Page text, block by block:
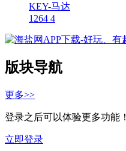
KEY-马达
1264 4
版块导航
更多>>
登录之后可以体验更多功能！
立即登录